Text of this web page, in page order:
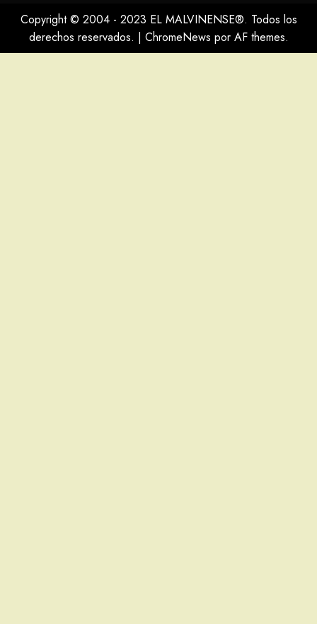
Copyright © 2004 - 2023 EL MALVINENSE®. Todos los
derechos reservados. | ChromeNews por AF themes.